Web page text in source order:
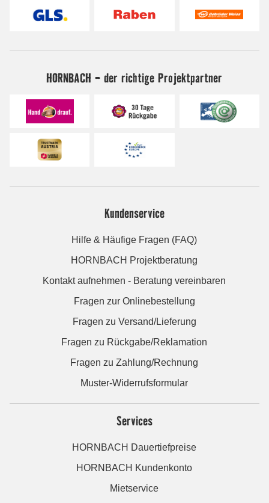
HORNBACH - der richtige Projektpartner
Kundenservice
Hilfe & Häufige Fragen (FAQ)
HORNBACH Projektberatung
Kontakt aufnehmen - Beratung vereinbaren
Fragen zur Onlinebestellung
Fragen zu Versand/Lieferung
Fragen zu Rückgabe/Reklamation
Fragen zu Zahlung/Rechnung
Muster-Widerrufsformular
Services
HORNBACH Dauertiefpreise
HORNBACH Kundenkonto
Mietservice